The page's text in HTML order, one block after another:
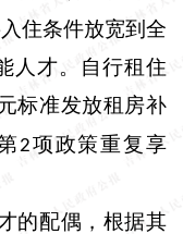
住条件放宽到全
人才。自行租住
标准发放租房补
2项政策重复享
的配偶，根据其